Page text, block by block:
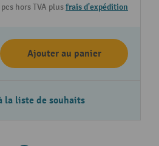
hors TVA plusfrais d'expédition
Ajouter au panier
la liste de souhaits